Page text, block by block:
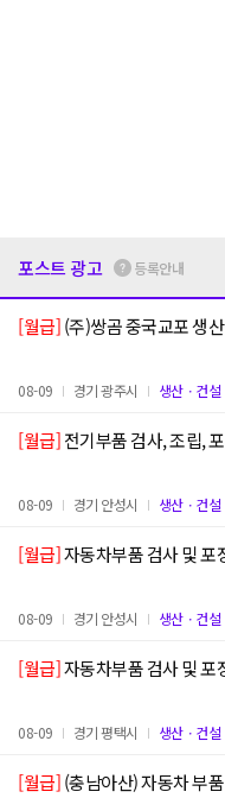
포스트 광고 등록안내
[월급](주)쌍곰 중국교포 생
08-09 경기 광주시 생산ㆍ건설
[월급]전기부품 검사, 조립,
08-09 경기 안성시 생산ㆍ건설
[월급]자동차부품 검사 및 포
08-09 경기 안성시 생산ㆍ건설
[월급]자동차부품 검사 및 포
08-09 경기 평택시 생산ㆍ건설
[월급]